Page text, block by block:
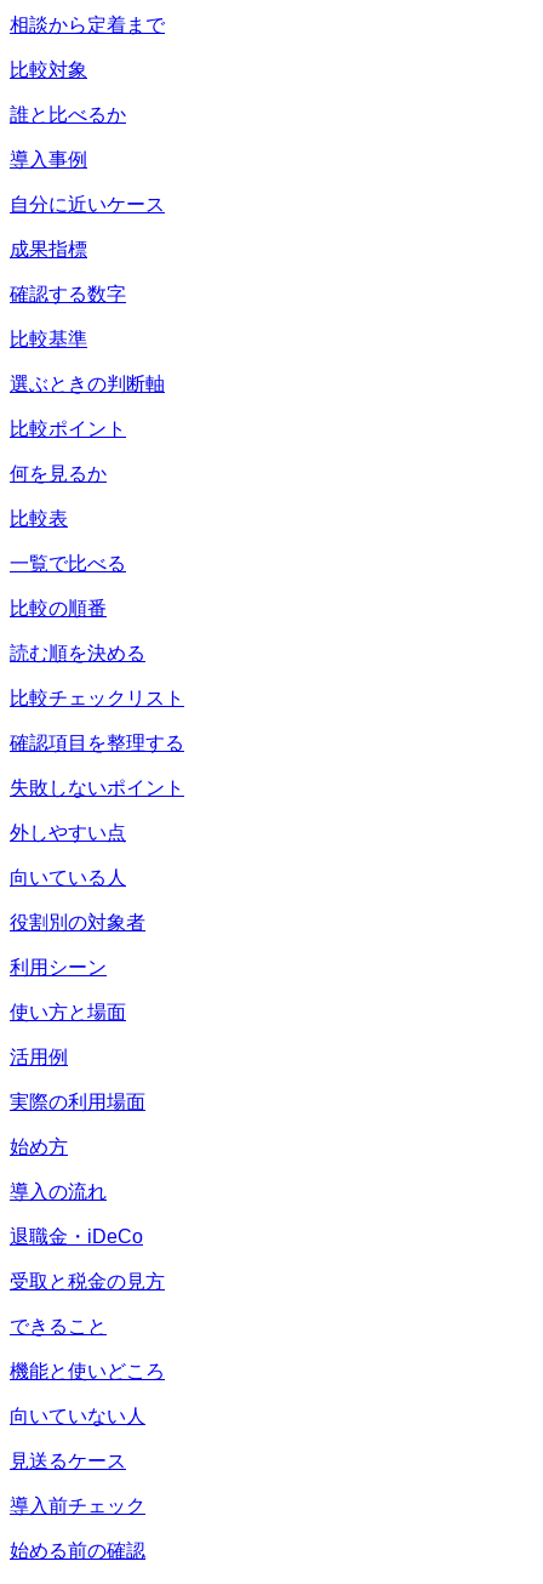
相談から定着まで
比較対象
誰と比べるか
導入事例
自分に近いケース
成果指標
確認する数字
比較基準
選ぶときの判断軸
比較ポイント
何を見るか
比較表
一覧で比べる
比較の順番
読む順を決める
比較チェックリスト
確認項目を整理する
失敗しないポイント
外しやすい点
向いている人
役割別の対象者
利用シーン
使い方と場面
活用例
実際の利用場面
始め方
導入の流れ
退職金・iDeCo
受取と税金の見方
できること
機能と使いどころ
向いていない人
見送るケース
導入前チェック
始める前の確認